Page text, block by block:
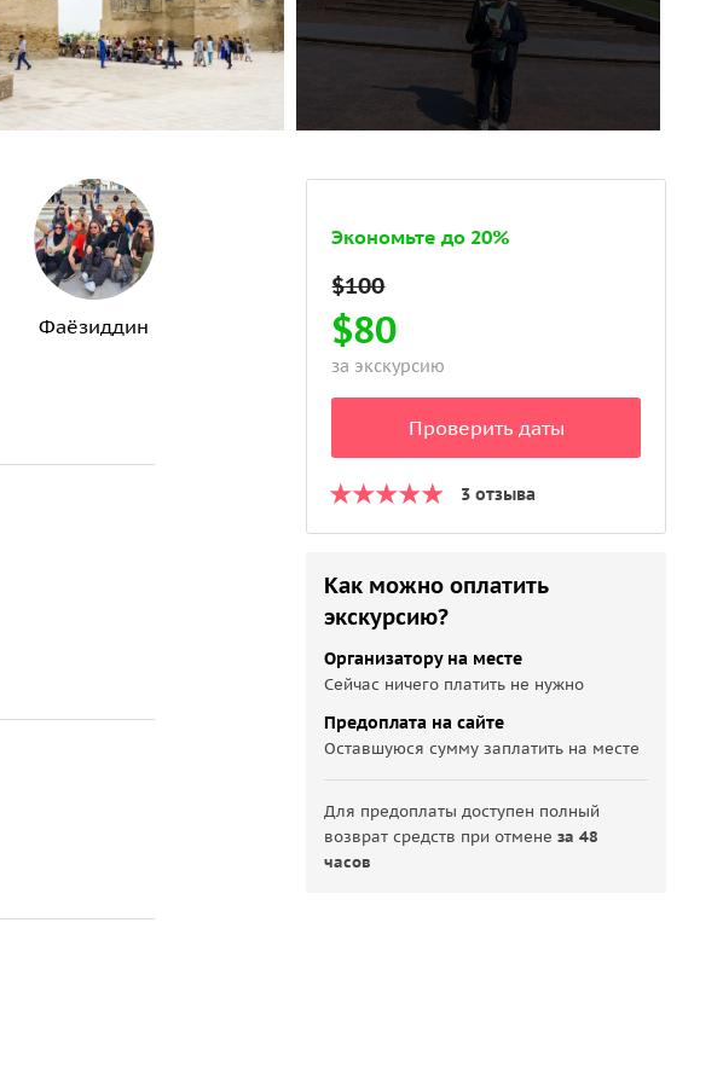
Фаёзиддин
Экономьте до 20%
$80
за экскурсию
Проверить даты
3 отзыва
Как можно оплатить
экскурсию?
Организатору на месте
Сейчас ничего платить не нужно
Предоплата на сайте
Оставшуюся сумму заплатить на месте
Для предоплаты доступен полный
возврат средств при отменеза 48
часов